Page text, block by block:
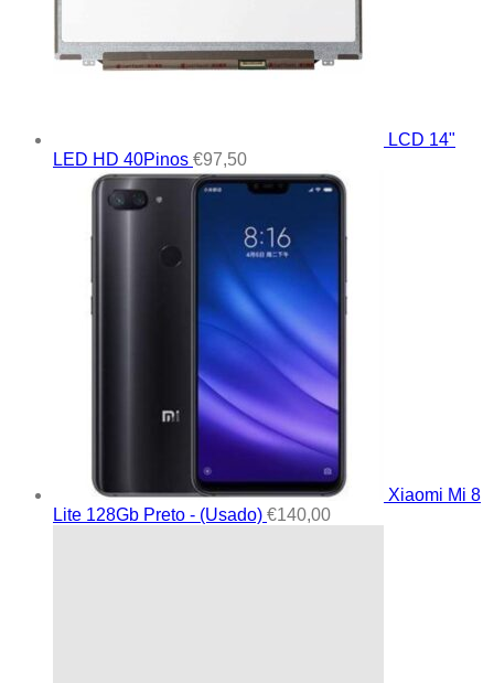
LCD 14"
LED HD 40Pinos €97,50
Xiaomi Mi 8
Lite 128Gb Preto - (Usado) €140,00